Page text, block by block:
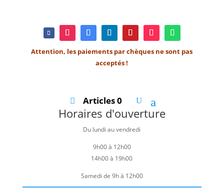
Attention, les paiements par chèques ne sont pas
acceptés !
Articles 0
Horaires d'ouverture
Du lundi au vendredi
9h00 à 12h00
14h00 à 19h00
Samedi de 9h à 12h00